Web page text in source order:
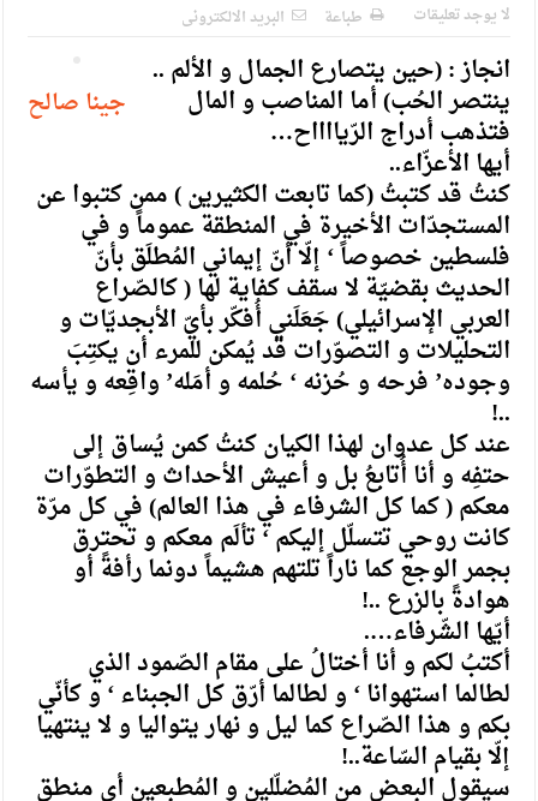
الإسلامية والمسيحية
الأمن يتلف 16 مليون حبة كبتاجون و1480 كغم مواد مخدرة
النواب يقر مشروع تعديل قانون الملكية العقارية
القاضي يلتقي رؤساء تحرير الصحف اليومية ويؤكد حرص مجلس
النواب على شراكة فاعلة مع الإعلام
دعوة المكلفين بخدمة العلم (الدفعة الثالثة) إلى مراجعة منصة خدمة
العلم
الملك يلتقي مجموعة من رفاق السلاح
الملك يتلقى اتصالا هاتفيا من العاهل البحريني
لا يوجد تعليقات طباعة البريد الالكترونى
جينا صالح
انجاز : (حين يتصارع الجمال و الألم ..
ينتصر الحُب) أما المناصب و المال
فتذهب أدراج الرّيااااح…
أيها الأعزّاء..
كنتُ قد كتبتُ (كما تابعت الكثيرين ) ممن كتبوا عن
المستجدّات الأخيرة في المنطقة عموماً و في
فلسطين خصوصاً ‘ إلّا أنّ إيماني المُطلَق بأنّ
الحديث بقضيّة لا سقف كفاية لها ( كالصّراع
العربي الإسرائيلي) جَعَلَني أُفكّر بأيّ الأبجديّات و
التحليلات و التصوّرات قد يُمكن للمرء أن يكتِبَ
وجوده’ فرحه و حُزنه ‘ حُلمه و أمَله’ واقِعه و يأسه
..!
عند كل عدوان لهذا الكيان كنتُ كمن يُساق إلى
حتفِه و أنا أُتابعُ بل و أعيش الأحداث و التطوّرات
معكم ( كما كل الشرفاء في هذا العالم) في كل مرّة
كانت روحي تتسلّل إليكم ‘ تألَم معكم و تحترق
بجمر الوجع كما ناراً تلتهم هشيماً دونما رأفةً أو
هوادةً بالزرع ..!
أيّها الشّرفاء….
أكتبُ لكم و أنا أختالُ على مقام الصّمود الذي
لطالما استهوانا ‘ و لطالما أرّق كل الجبناء ‘ و كأنّي
بكم و هذا الصّراع كما ليل و نهار يتواليا و لا ينتهيا
إلّا بقيام السّاعة..!
سيقول البعض من المُضلّلين و المُطبعين أي منطق